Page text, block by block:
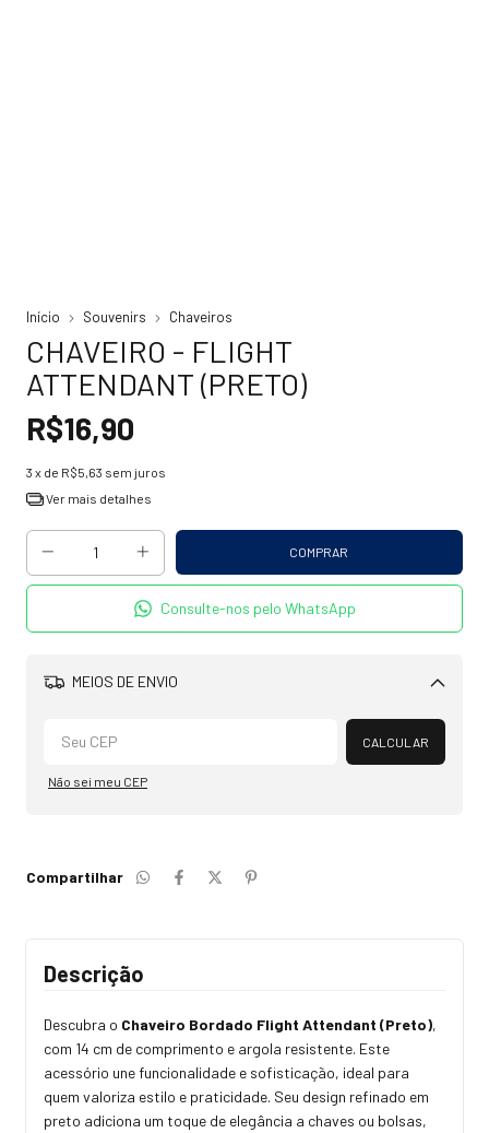
Início Souvenirs Chaveiros
CHAVEIRO - FLIGHT
ATTENDANT (PRETO)
R$16,90
3 x de R$5,63 sem juros
Ver mais detalhes
Consulte-nos pelo WhatsApp
MEIOS DE ENVIO
Alterar CEP
CALCULAR
Não sei meu CEP
Compartilhar
Descrição
Descubra o Chaveiro Bordado Flight Attendant (Preto),
com 14 cm de comprimento e argola resistente. Este
acessório une funcionalidade e sofisticação, ideal para
quem valoriza estilo e praticidade. Seu design refinado em
preto adiciona um toque de elegância a chaves ou bolsas,